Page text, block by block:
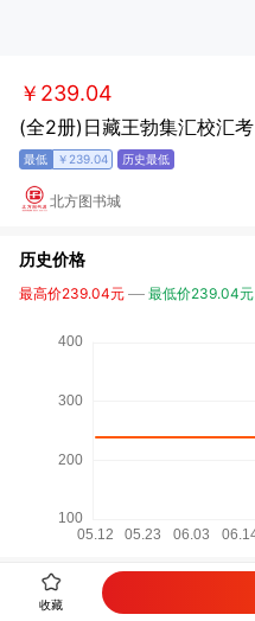
￥239.04
(全2册)日藏王勃集汇校汇考
￥239.04
北方图书城
历史价格
最高价239.04元 最低价239.04元
详细参数
收藏